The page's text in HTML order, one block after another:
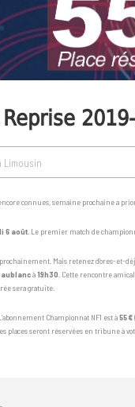
Limousin
connues, semaine prochaine a
6 août . Le premier match de
Mais retenez d’ores-et-
à19h30 . Cette rencontre
sera gratuite.
L’abonnement Championnat NF1 est à55 €(
places seront réservées en tribune à